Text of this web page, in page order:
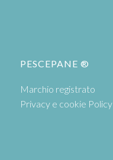
PESCEPANE ®
Marchio registrato
Privacy e cookie Policy